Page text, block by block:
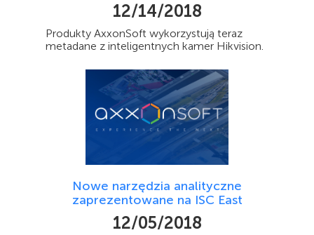
12/14/2018
Produkty AxxonSoft wykorzystują teraz
metadane z inteligentnych kamer Hikvision.
Nowe narzędzia analityczne
zaprezentowane na ISC East
12/05/2018